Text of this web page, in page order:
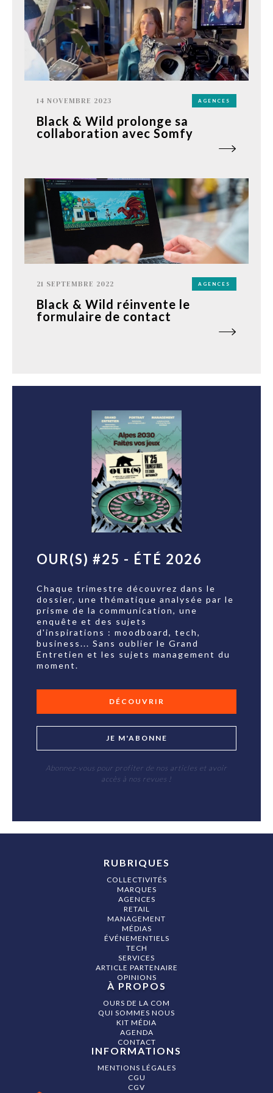
14 NOVEMBRE 2023 AGENCES
Black & Wild prolonge sa
collaboration avec Somfy
21 SEPTEMBRE 2022 AGENCES
Black & Wild réinvente le
formulaire de contact
OUR(S) #25 - ÉTÉ 2026
Chaque trimestre découvrez dans le
dossier, une thématique analysée par le
prisme de la communication, une
enquête et des sujets
d'inspirations : moodboard, tech,
business... Sans oublier le Grand
Entretien et les sujets management du
moment.
DÉCOUVRIR
JE M'ABONNE
Abonnez-vous pour profiter de nos articles et avoir
accès à nos revues !
RUBRIQUES
COLLECTIVITÉS
MARQUES
AGENCES
RETAIL
MANAGEMENT
MÉDIAS
ÉVÉNEMENTIELS
TECH
SERVICES
ARTICLE PARTENAIRE
OPINIONS
À PROPOS
OURS DE LA COM
QUI SOMMES NOUS
KIT MÉDIA
AGENDA
CONTACT
INFORMATIONS
MENTIONS LÉGALES
CGU
CGV